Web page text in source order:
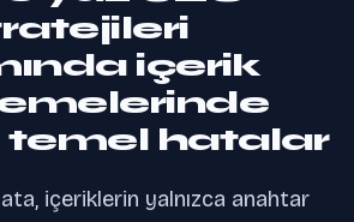
içerik
temel hatalar
içeriklerin yalnızca anahtar